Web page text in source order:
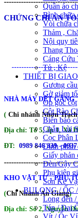
Quần áo
Bình chữa
Vòi chữa
Thảm ,
Nội quy
Thang
Cáng Cứu
Tủ , Kệ
THIẾT BỊ
Gương
Gờ giảm
Ốp góc cột
Cột Rào
Biển báo
Chắn Lùi
Cọc Phân
Đinh phản
Giấy phản
Đèn/Gậy
Phụ kiện
Sơn Kẻ
BULONG / ỐC
Long đền
Tán / Đai
Vít / Ốc
CHỨNG CHỈ AN
NHÀ MÁY DỆT GĂNG
( Chi nhánh Nhơn
Địa chỉ: Tổ 5, ấp 1, Xã
ĐT: 0989 846 339 -
KHO VẬT TƯ - PHỤ
(Chi Nhánh An Giang)
Địa chỉ: Số 2, Nguyễn